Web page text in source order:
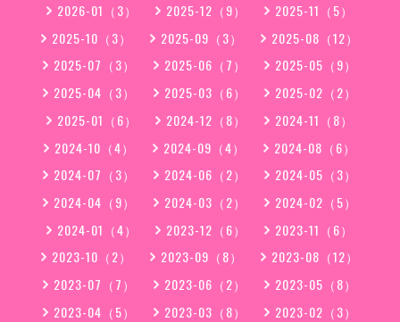
2026-01（3）
2025-12（9）
2025-11（5）
2025-10（3）
2025-09（3）
2025-08（12）
2025-07（3）
2025-06（7）
2025-05（9）
2025-04（3）
2025-03（6）
2025-02（2）
2025-01（6）
2024-12（8）
2024-11（8）
2024-10（4）
2024-09（4）
2024-08（6）
2024-07（3）
2024-06（2）
2024-05（3）
2024-04（9）
2024-03（2）
2024-02（5）
2024-01（4）
2023-12（6）
2023-11（6）
2023-10（2）
2023-09（8）
2023-08（12）
2023-07（7）
2023-06（2）
2023-05（8）
2023-04（5）
2023-03（8）
2023-02（3）